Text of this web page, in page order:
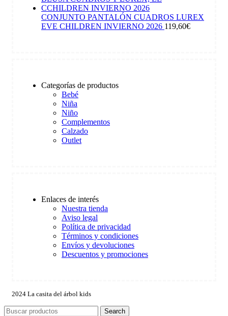
CONJUNTO PANTALÓN CUADROS LUREX
EVE CHILDREN INVIERNO 2026 119,60€
Categorías de productos
Bebé
Niña
Niño
Complementos
Calzado
Outlet
Enlaces de interés
Nuestra tienda
Aviso legal
Política de privacidad
Términos y condiciones
Envíos y devoluciones
Descuentos y promociones
2024 La casita del árbol kids
Search